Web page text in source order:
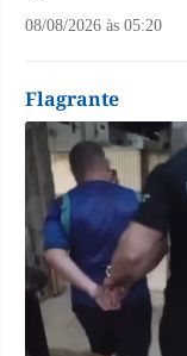
08/08/2026 às 05:20
Flagrante